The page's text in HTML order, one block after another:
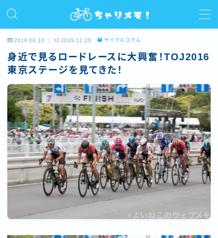
MENU
ホーム
プロフィール
ライド
サイクルコラム
レビュー/インプレ
2016.06.10 2025.12.25 サイクルコラム
身近で見るロードレースに大興奮！TOJ2016
東京ステージを見てきた！